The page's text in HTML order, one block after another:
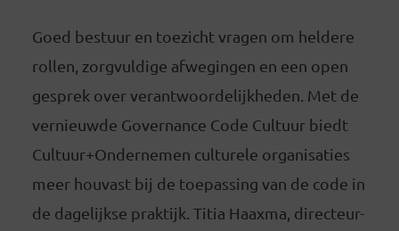
Goed bestuur en toezicht vragen om heldere
rollen, zorgvuldige afwegingen en een open
gesprek over verantwoordelijkheden. Met de
vernieuwde Governance Code Cultuur biedt
Cultuur+Ondernemen culturele organisaties
meer houvast bij de toepassing van de code in
de dagelijkse praktijk. Titia Haaxma, directeur-